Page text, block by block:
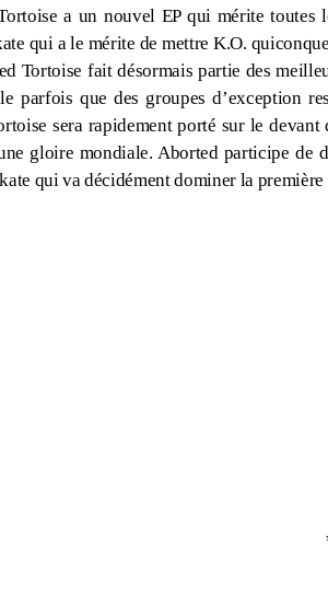
a un nouvel EP qui mérite toutes
qui a le mérite de mettre K.O.
Tortoise fait désormais partie des
parfois que des groupes d’exception
sera rapidement porté sur le
gloire mondiale. Aborted participe
qui va décidément dominer la